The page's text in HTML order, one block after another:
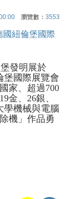
瀏覽數： 3553
紐倫堡國際
發明展於
堡國際展覽會
家、超過700
金、26銀、
學機械與電腦
機」作品勇